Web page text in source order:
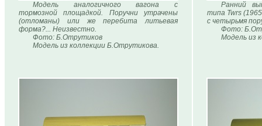
Модель аналогичного вагона с
тормозной площадкой. Поручни утрачены
(отломаны) или же перебита литьевая
форма?... Неизвестно.
Фото: Б.Отрутиков
Модель из коллекции Б.Отрутикова.
Ранний
типа Twrs
с четырьмя
Фото:
Модель из